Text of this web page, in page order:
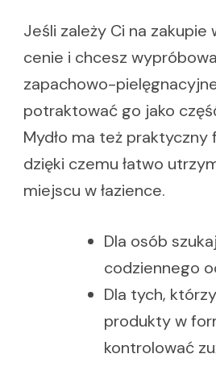
Jeśli zależy Ci na zakupie
cenie i chcesz
zapachowo-
potraktować go jako
Mydło ma też
dzięki czemu łatwo
miejscu w łazience.
Dla osób
codziennego
Dla tych,
produkty w
kontrolować